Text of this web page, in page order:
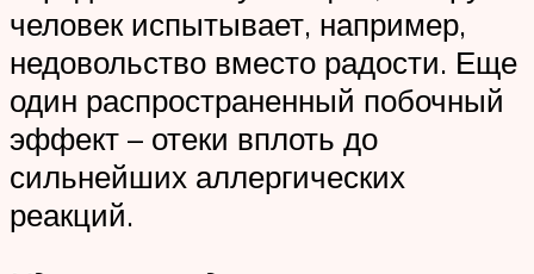
человек испытывает, например,
недовольство вместо радости. Еще
один распространенный побочный
эффект – отеки вплоть до
сильнейших аллергических
реакций.